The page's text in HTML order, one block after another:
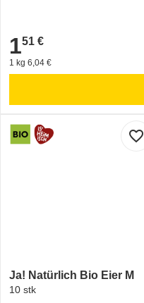
1,51 €
151 €
1 kg 6,04 €
favorite_border
Ja! Natürlich Bio Eier M
10 stk